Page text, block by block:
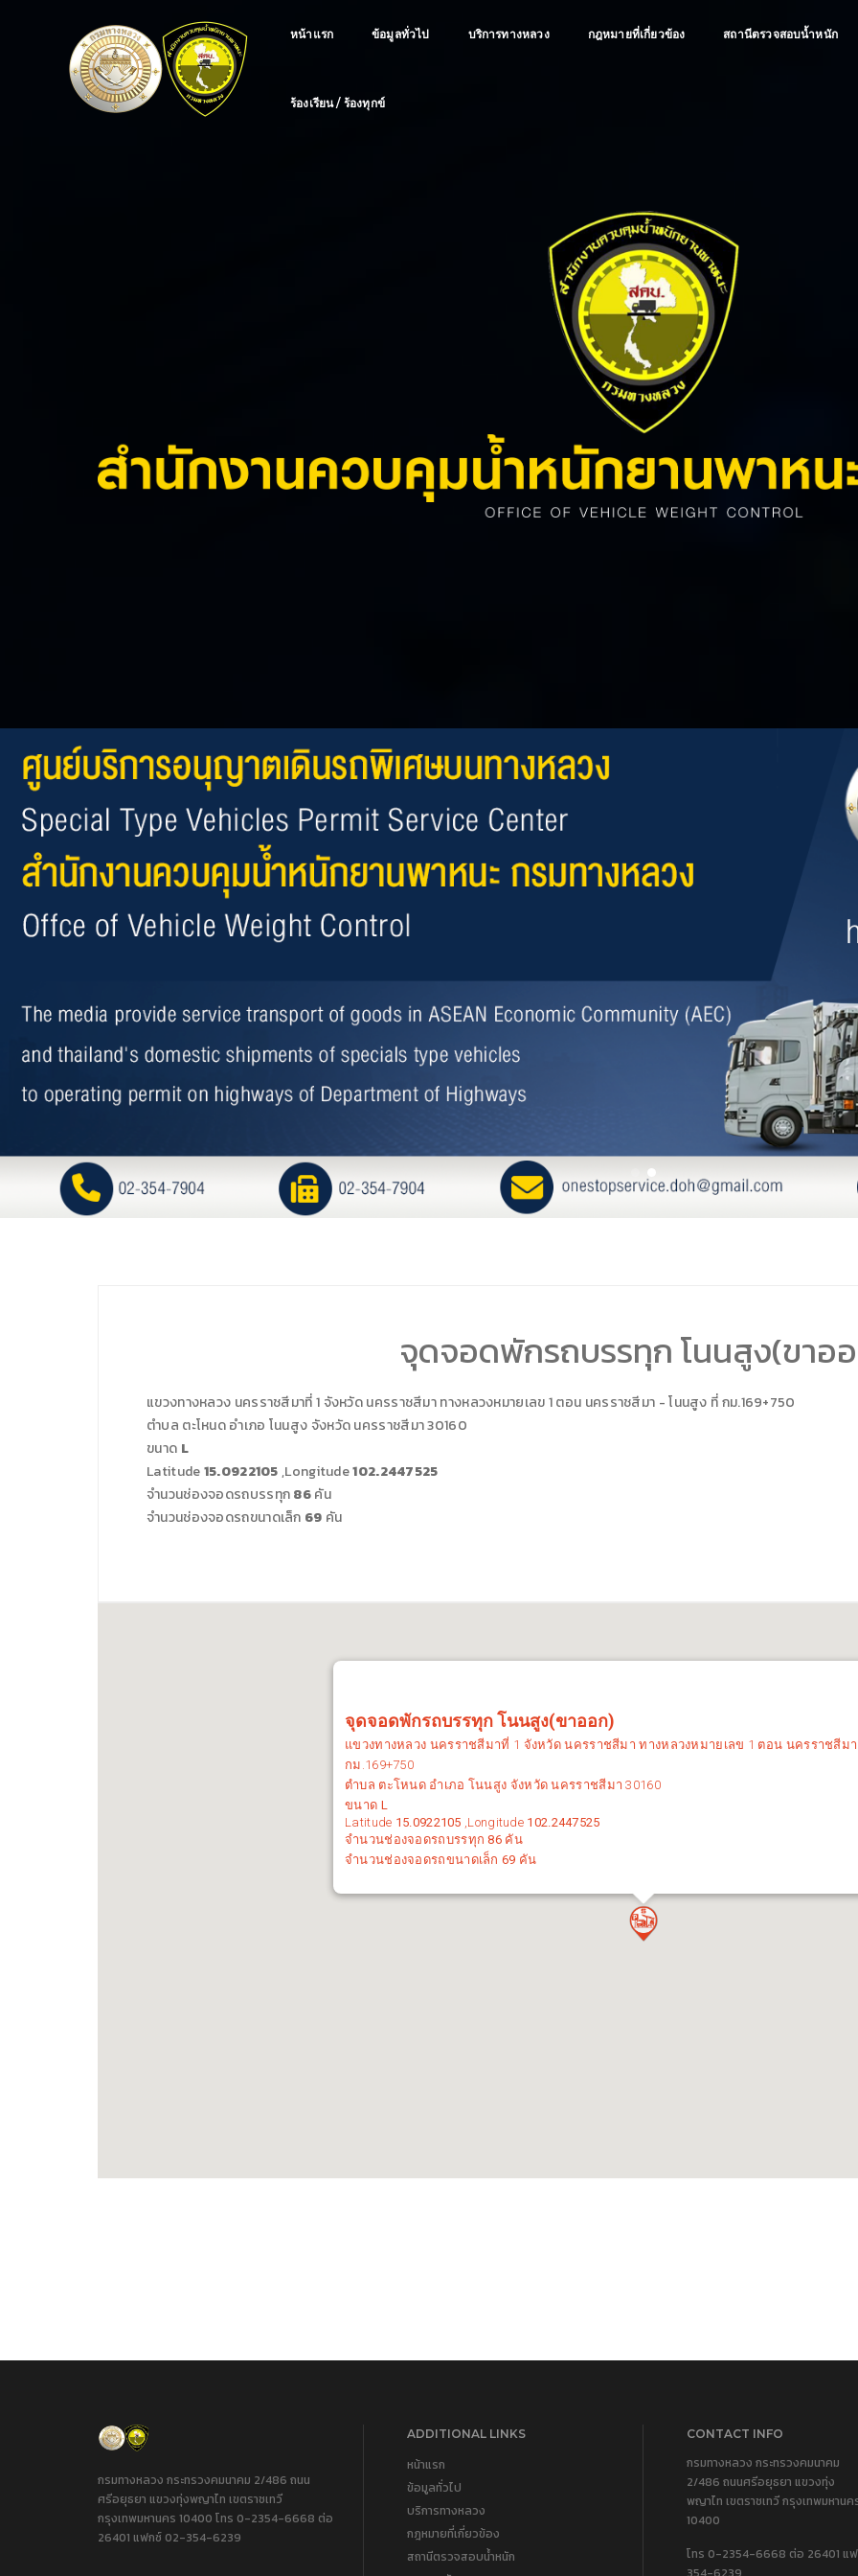
หน้าแรก ข้อมูลทั่วไป บริการทางหลวง กฎหมายที่เกี่ยวข้อง สถานีตรวจสอบน้ำหนัก
ร้องเรียน / ร้องทุกข์
จุดจอดพักรถบรรทุก โนนสูง(ขาอ
แขวงทางหลวง นครราชสีมาที่ 1 จังหวัดนครราชสีมาทางหลวงหมายเลข 1 ตอน นครราชสีมา - โนนสูง ที่ กม.169+750
ตำบล ตะโหนด อำเภอ โนนสูง จังหวัด นครราชสีมา 30160
ขนาด L
Latitude15.0922105,Longitude102.2447525
จำนวนช่องจอดรถบรรทุก86คัน
จำนวนช่องจอดรถขนาดเล็ก 69 คัน
จุดจอดพักรถบรรทุก โนนสูง(ขาออก)
แขวงทางหลวง นครราชสีมาที่ 1 จังหวัดนครราชสีมา ทางหลวงหมายเลข 1 ตอน นครราชสีม
กม. 169+750
ตำบล ตะโหนด อำเภอ โนนสูง จังหวัด นครราชสีมา 30160
ขนาด L
Latitude 15.0922105 ,Longitude 102.2447525
จำนวนช่องจอดรถบรรทุก86 คัน
จำนวนช่องจอดรถขนาดเล็ก 69 คัน
กรมทางหลวง กระทรวงคมนาคม 2/486 ถนน
ศรีอยุธยา แขวงทุ่งพญาไท เขตราชเทวี
กรุงเทพมหานคร 10400 โทร 0-2354-6668 ต่อ
26401 แฟกซ์ 02-354-6239
ADDITIONAL LINKS
หน้าแรก
ข้อมูลทั่วไป
บริการทางหลวง
กฎหมายที่เกี่ยวข้อง
สถานีตรวจสอบน้ำหนัก
CONTACT INFO
กรมทางหลวง กระทรวงคมนาคม
2/486 ถนนศรีอยุธยา แขวงทุ่ง
พญาไท เขตราชเทวี กรุงเทพมหานค
10400
โทร 0-2354-6668 ต่อ 26401 แ